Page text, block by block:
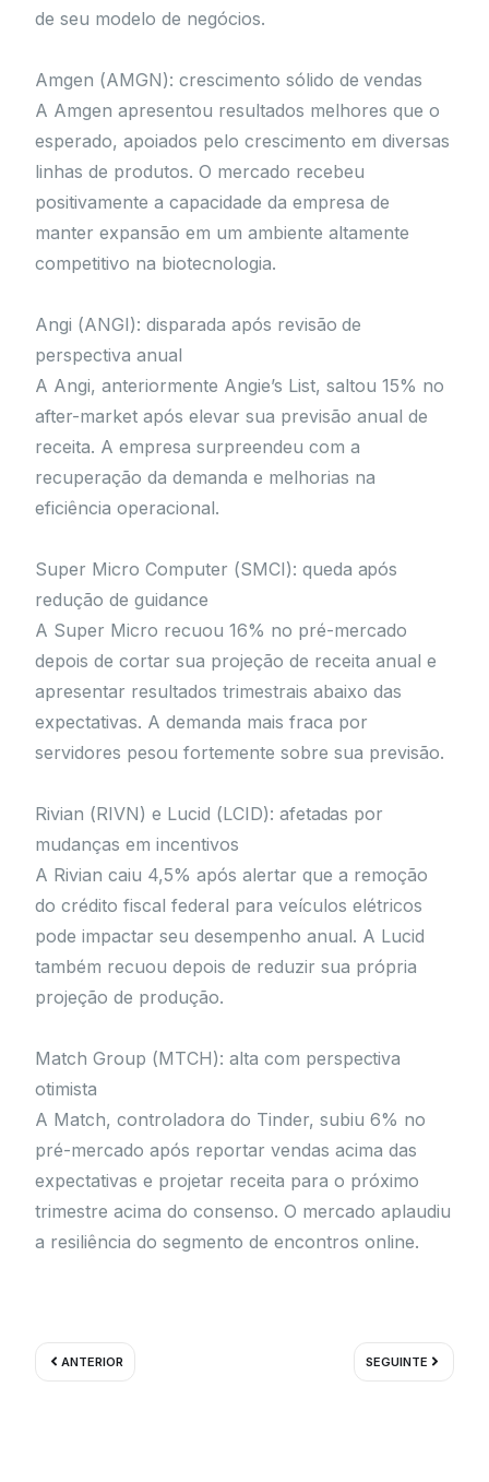
de seu modelo de negócios.
Amgen (AMGN): crescimento sólido de vendas
A Amgen apresentou resultados melhores que o
esperado, apoiados pelo crescimento em diversas
linhas de produtos. O mercado recebeu
positivamente a capacidade da empresa de
manter expansão em um ambiente altamente
competitivo na biotecnologia.
Angi (ANGI): disparada após revisão de
perspectiva anual
A Angi, anteriormente Angie’s List, saltou 15% no
after-market após elevar sua previsão anual de
receita. A empresa surpreendeu com a
recuperação da demanda e melhorias na
eficiência operacional.
Super Micro Computer (SMCI): queda após
redução de guidance
A Super Micro recuou 16% no pré-mercado
depois de cortar sua projeção de receita anual e
apresentar resultados trimestrais abaixo das
expectativas. A demanda mais fraca por
servidores pesou fortemente sobre sua previsão.
Rivian (RIVN) e Lucid (LCID): afetadas por
mudanças em incentivos
A Rivian caiu 4,5% após alertar que a remoção
do crédito fiscal federal para veículos elétricos
pode impactar seu desempenho anual. A Lucid
também recuou depois de reduzir sua própria
projeção de produção.
Match Group (MTCH): alta com perspectiva
otimista
A Match, controladora do Tinder, subiu 6% no
pré-mercado após reportar vendas acima das
expectativas e projetar receita para o próximo
trimestre acima do consenso. O mercado aplaudiu
a resiliência do segmento de encontros online.
ANTERIOR SEGUINTE
Próximo